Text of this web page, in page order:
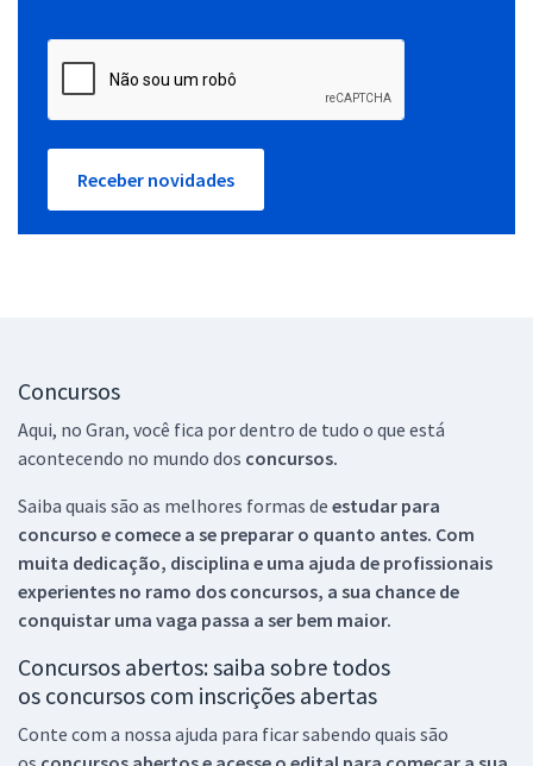
Receber novidades
Concursos
Aqui, no Gran, você fica por dentro de tudo o que está
acontecendo no mundo dos concursos.
Saiba quais são as melhores formas de estudar para
concurso e comece a se preparar o quanto antes. Com
muita dedicação, disciplina e uma ajuda de profissionais
experientes no ramo dos concursos, a sua chance de
conquistar uma vaga passa a ser bem maior.
Concursos abertos: saiba sobre todos
os concursos com inscrições abertas
Conte com a nossa ajuda para ficar sabendo quais são